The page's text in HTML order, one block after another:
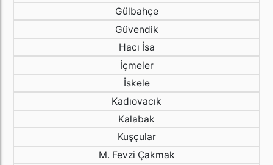
Gülbahçe
Güvendik
Hacı İsa
İçmeler
İskele
Kadıovacık
Kalabak
Kuşçular
M. Fevzi Çakmak